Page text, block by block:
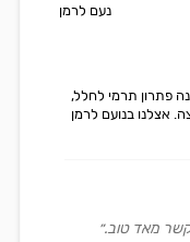
נעם לרמן
פתרון תרמי לחלל,
אצלנו בנועם לרמן
קשר מאד טוב.״